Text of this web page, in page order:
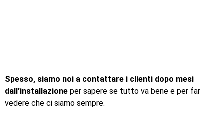
Spesso, siamo noi a contattare i clienti dopo mesi
dall’installazione per sapere se tutto va bene e per far
vedere che ci siamo sempre.